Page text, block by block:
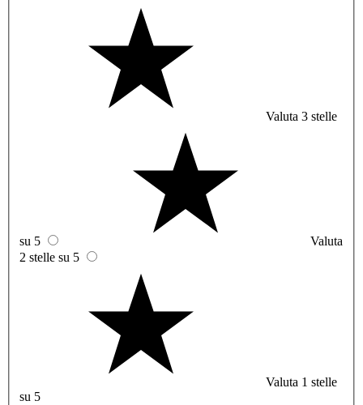
Valuta 3 stelle
su 5
Valuta
2 stelle su 5
Valuta 1 stelle
su 5